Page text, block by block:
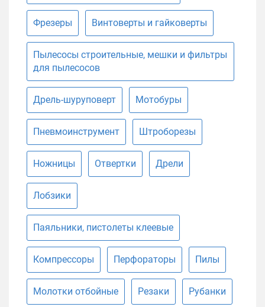
Фрезеры Винтоверты и гайковерты
Пылесосы строительные, мешки и фильтры
для пылесосов
Дрель-шуруповерт Мотобуры
Пневмоинструмент Штроборезы
Ножницы Отвертки Дрели
Лобзики
Паяльники, пистолеты клеевые
Компрессоры Перфораторы Пилы
Молотки отбойные Резаки Рубанки